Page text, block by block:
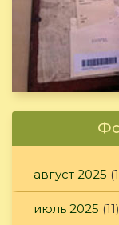
август 2025
июль 2025 (11)